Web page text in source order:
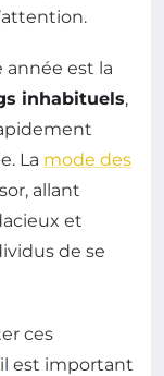
est la
inhabituels,
La mode des
allant
et
de se
ces
il est important